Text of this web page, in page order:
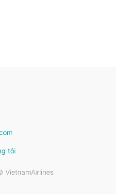
tôi
VietnamAirlines